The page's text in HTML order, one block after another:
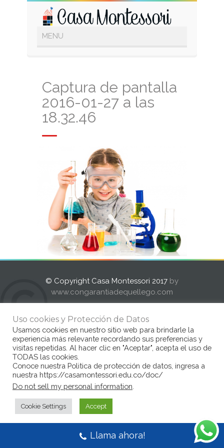
Captura de pantalla
2016-01-27 a las
18.32.46
© Copyright Casa Montessori 2017 by
www.congarantiadequellego.com
Uso cookies y Protección de Datos
Usamos cookies en nuestro sitio web para brindarle la
experiencia más relevante recordando sus preferencias y
visitas repetidas. Al hacer clic en "Aceptar", acepta el uso de
TODAS las cookies.
Conoce nuestra Politica de protección de datos, ingresa a
nuestra https://casamontessori.edu.co/doc/
Do not sell my personal information
Cookie Settings Accept
Llama ahora!